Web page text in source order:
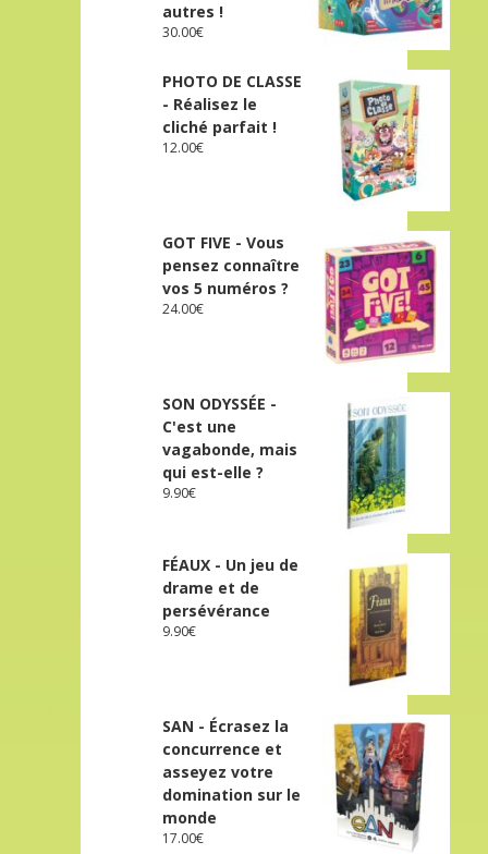
autres !
30.00€
PHOTO DE CLASSE
- Réalisez le
cliché parfait !
12.00€
GOT FIVE - Vous
pensez connaître
vos 5 numéros ?
24.00€
SON ODYSSÉE -
C'est une
vagabonde, mais
qui est-elle ?
9.90€
FÉAUX - Un jeu de
drame et de
persévérance
9.90€
SAN - Écrasez la
concurrence et
asseyez votre
domination sur le
monde
17.00€